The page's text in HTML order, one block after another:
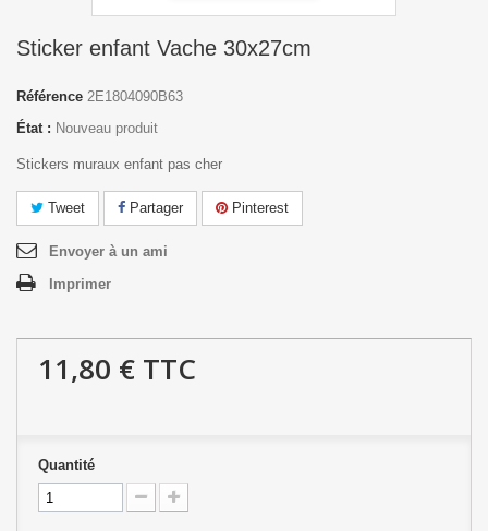
Sticker enfant Vache 30x27cm
Référence 2E1804090B63
État : Nouveau produit
Stickers muraux enfant pas cher
Tweet Partager Pinterest
Envoyer à un ami
Imprimer
11,80 € TTC
Quantité